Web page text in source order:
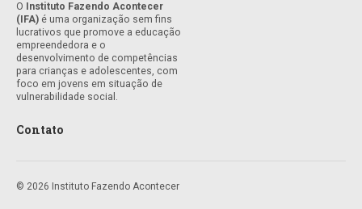
O
Instituto Fazendo Acontecer
(IFA) é uma organização sem fins
lucrativos que promove a educação
empreendedora e o
desenvolvimento de competências
para crianças e adolescentes, com
foco em jovens em situação de
vulnerabilidade social.
Contato
© 2026 Instituto Fazendo Acontecer